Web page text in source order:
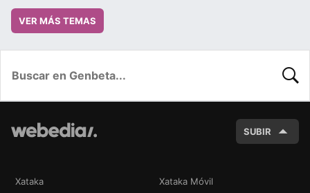
VER MÁS TEMAS
SUBIR
Xataka Xataka Móvil